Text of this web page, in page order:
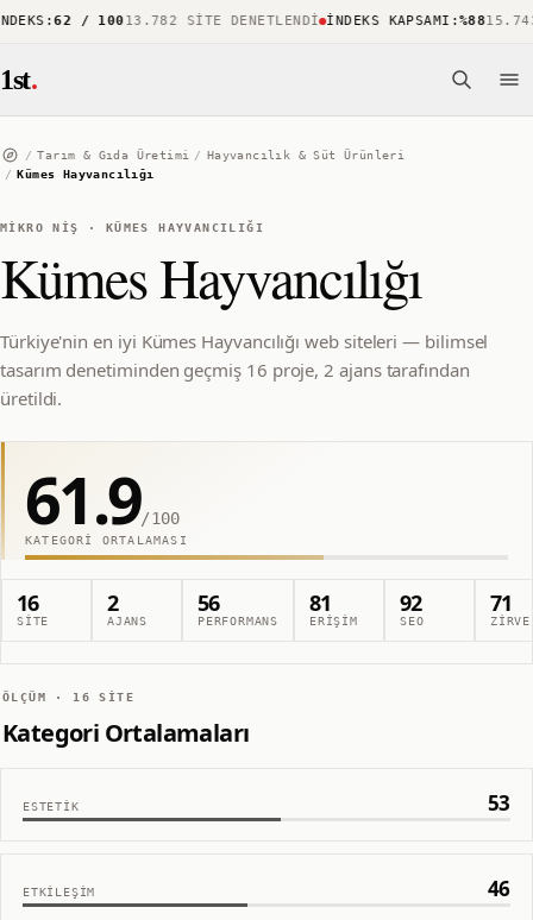
:62 / 10013.782 SITE DENETLENDI İNDEKS KAPSAMI:%8815.743
1st.
/ Tarım & Gıda Üretimi / Hayvancılık & Süt Ürünleri
/ Kümes Hayvancılığı
MIKRO NIŞ · KÜMES HAYVANCILIĞI
Kümes Hayvancılığı
Türkiye'nin en iyi Kümes Hayvancılığı web siteleri — bilimsel
tasarım denetiminden geçmiş 16 proje, 2 ajans tarafından
üretildi.
61.9/100
KATEGORI ORTALAMASI
16
SITE
2
AJANS
56
PERFORMANS
81
ERIŞIM
92
SEO
71
ZIRVE
ÖLÇÜM · 16 SITE
Kategori Ortalamaları
ESTETIK 53
ETKILEŞIM 46